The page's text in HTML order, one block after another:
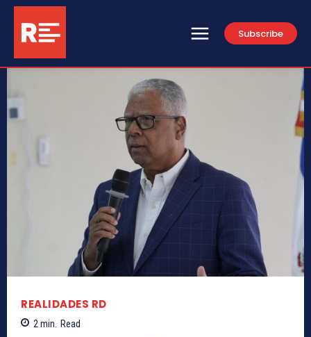
Subscribe
REALIDADES RD
2 min. Read